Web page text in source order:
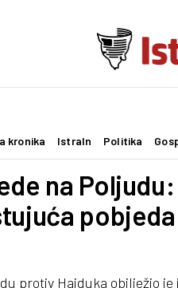
kronika IstraIn Politika
na Poljudu:
protiv Hajduka obilježio